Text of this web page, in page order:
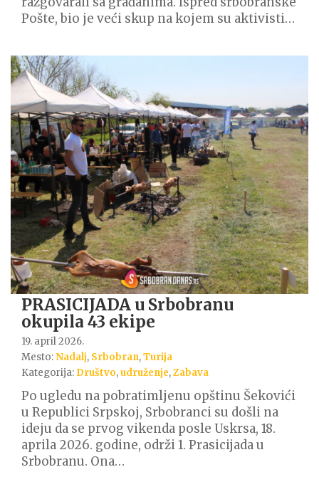
Pošte, bio je veći skup na kojem su aktivisti…
PRASICIJADA u Srbobranu
okupila 43 ekipe
19. april 2026.
Mesto:Nadalj, Srbobran,Turija
Kategorija: Društvo,udruženje,Zabava
Po ugledu na pobratimljenu opštinu Šekovići
u Republici Srpskoj, Srbobranci su došli na
ideju da se prvog vikenda posle Uskrsa, 18.
aprila 2026. godine, održi 1. Prasicijada u
Srbobranu. Ona…